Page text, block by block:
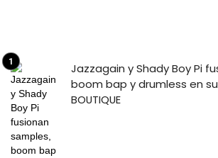
Jazzagain y Shady Boy Pi
boom bap y drumless en su
BOUTIQUE